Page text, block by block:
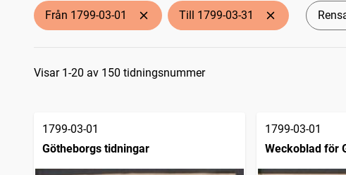
Örebro weckoblad (Örebro : 1793)
träffar
Nyköpings weckoblad (Nyköping : 1786)
träffar
Upsala tidning
träffar
Från 1799-03-01 Till 1799-03-31
Sökresultat
Visar 1-20 av 150 tidningsnummer
1799-03-01
Götheborgs tidningar
1799-03-01
Weckoblad för